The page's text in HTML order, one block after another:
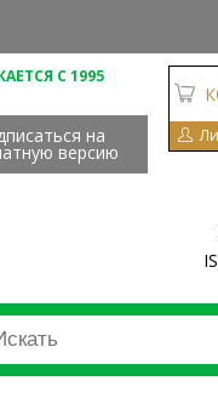
С 1995
на
версию